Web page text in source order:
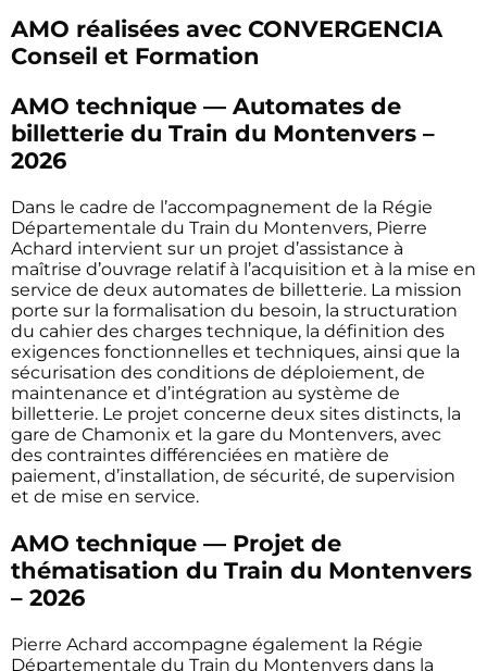
AMO réalisées avec CONVERGENCIA
Conseil et Formation
AMO technique — Automates de
billetterie du Train du Montenvers –
2026
Dans le cadre de l’accompagnement de la Régie
Départementale du Train du Montenvers, Pierre
Achard intervient sur un projet d’assistance à
maîtrise d’ouvrage relatif à l’acquisition et à la mise en
service de deux automates de billetterie. La mission
porte sur la formalisation du besoin, la structuration
du cahier des charges technique, la définition des
exigences fonctionnelles et techniques, ainsi que la
sécurisation des conditions de déploiement, de
maintenance et d’intégration au système de
billetterie. Le projet concerne deux sites distincts, la
gare de Chamonix et la gare du Montenvers, avec
des contraintes différenciées en matière de
paiement, d’installation, de sécurité, de supervision
et de mise en service.
AMO technique — Projet de
thématisation du Train du Montenvers
– 2026
Pierre Achard accompagne également la Régie
Départementale du Train du Montenvers dans la